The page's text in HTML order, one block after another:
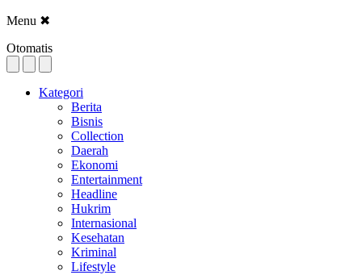
Menu ✖
Otomatis
Kategori
Berita
Bisnis
Collection
Daerah
Ekonomi
Entertainment
Headline
Hukrim
Internasional
Kesehatan
Kriminal
Lifestyle